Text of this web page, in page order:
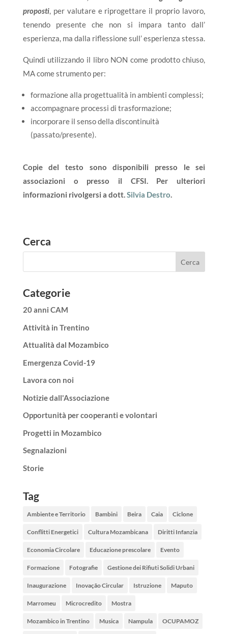
proposti, per valutare e riprogettare il proprio lavoro,
tenendo presente che non si impara tanto dall’
esperienza, ma dalla riflessione sull’ esperienza stessa.
Quindi utilizzando il libro NON come prodotto chiuso,
MA come strumento per:
formazione alla progettualità in ambienti complessi;
accompagnare processi di trasformazione;
incorporare il senso della discontinuità
(passato/presente).
Copie del testo sono disponibili presso le sei
associazioni o presso il CFSI. Per ulteriori
informazioni rivolgersi a dott.Silvia Destro.
Cerca
Categorie
20 anni CAM
Attività in Trentino
Attualità dal Mozambico
Emergenza Covid-19
Lavora con noi
Notizie dall'Associazione
Opportunità per cooperanti e volontari
Progetti in Mozambico
Segnalazioni
Storie
Tag
Ambiente e Territorio Bambini Beira Caia Ciclone
Conflitti Energetici Cultura Mozambicana Diritti Infanzia
Economia Circolare Educazione prescolare Evento
Formazione Fotografie Gestione dei Rifiuti Solidi Urbani
Inaugurazione Inovação Circular Istruzione Maputo
Marromeu Microcredito Mostra
Mozambico in Trentino Musica Nampula OCUPAMOZ